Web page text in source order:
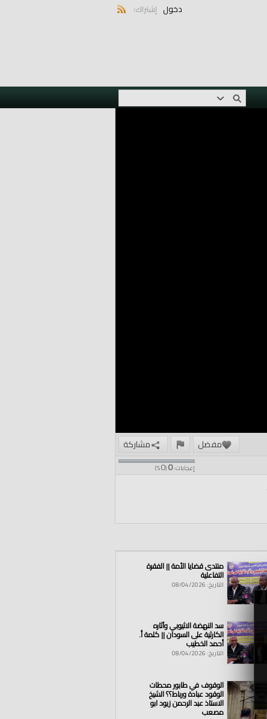
دخول إشتراك:
مفضل مشاركة
إعجابات:0
(
0
%)
منتدى قضايا الأمة || الفقرة
التفاعلية
التاريخ: 08/04/2026
سد النهضة الاثيوبي وآثاره
الكارثية على السودان || كلمة أ.
أحمد الخطيب
التاريخ: 08/04/2026
الوقوف في طابور محطات
الوقود عبادة ورباط؟؟ الشيخ
الاستاذ عبد الرحمن زيود ابو
مصعب